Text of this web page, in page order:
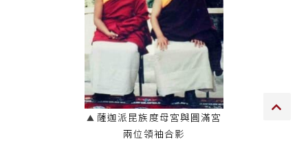
尊貴上師珍寶開示
巴麥欽哲珍寶開示
前行開示文集
薩迦派昆族度母宮與圓滿宮
兩位領袖合影